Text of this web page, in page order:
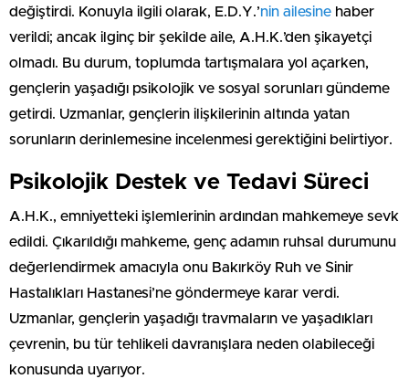
değiştirdi. Konuyla ilgili olarak, E.D.Y.’nin ailesine haber
verildi; ancak ilginç bir şekilde aile, A.H.K.’den şikayetçi
olmadı. Bu durum, toplumda tartışmalara yol açarken,
gençlerin yaşadığı psikolojik ve sosyal sorunları gündeme
getirdi. Uzmanlar, gençlerin ilişkilerinin altında yatan
sorunların derinlemesine incelenmesi gerektiğini belirtiyor.
Psikolojik Destek ve Tedavi Süreci
A.H.K., emniyetteki işlemlerinin ardından mahkemeye sevk
edildi. Çıkarıldığı mahkeme, genç adamın ruhsal durumunu
değerlendirmek amacıyla onu Bakırköy Ruh ve Sinir
Hastalıkları Hastanesi’ne göndermeye karar verdi.
Uzmanlar, gençlerin yaşadığı travmaların ve yaşadıkları
çevrenin, bu tür tehlikeli davranışlara neden olabileceği
konusunda uyarıyor.